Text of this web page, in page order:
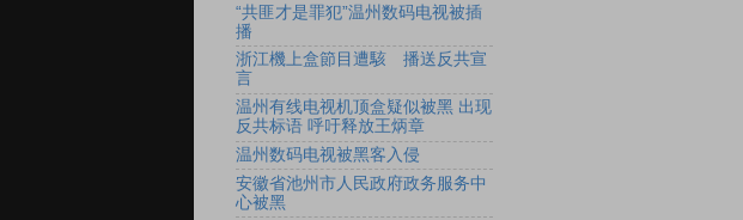
“共匪才是罪犯”温州数码电视被插
播
浙江機上盒節目遭駭 播送反共宣
言
温州有线电视机顶盒疑似被黑 出现
反共标语 呼吁释放王炳章
温州数码电视被黑客入侵
安徽省池州市人民政府政务服务中
心被黑